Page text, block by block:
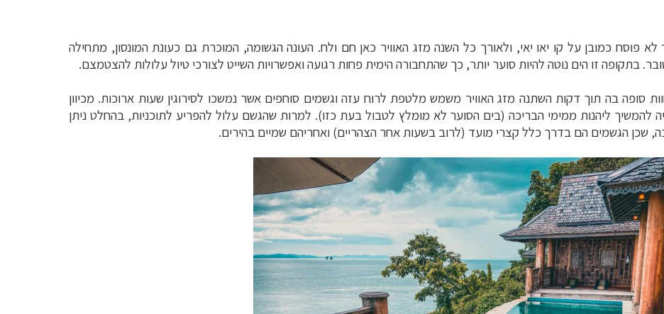
פוסח כמובן על קו יאו יאי, ולאורך כל השנה מזג האוויר כאן חם ולח. העונה הגשומה, המוכרת גם כעונת המונסון, מתחילה
בתקופה זו הים נוטה להיות סוער יותר, כך שהתחבורה הימית פחות רגועה ואפשרויות השייט לצורכי טיול עלולות להצטמצם.
סופה בה תוך דקות השתנה מזג האוויר משמש מלטפת לרוח עזה וגשמים סוחפים אשר נמשכו לסירוגין שעות ארוכות. מכיוון
להמשיך ליהנות ממימי הבריכה (בים הסוער לא מומלץ לטבול בעת כזו). למרות שהגשם עלול להפריע לתוכניות, בהחלט ניתן
שכן הגשמים הם בדרך כלל קצרי מועד (לרוב בשעות אחר הצהריים) ואחריהם שמיים בהירים.